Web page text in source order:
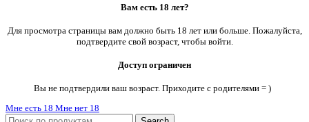
Вам есть 18 лет?
Для просмотра страницы вам должно быть 18 лет или больше. Пожалуйста,
подтвердите свой возраст, чтобы войти.
Доступ ограничен
Вы не подтвердили ваш возраст. Приходите с родителями = )
Мне есть 18 Мне нет 18